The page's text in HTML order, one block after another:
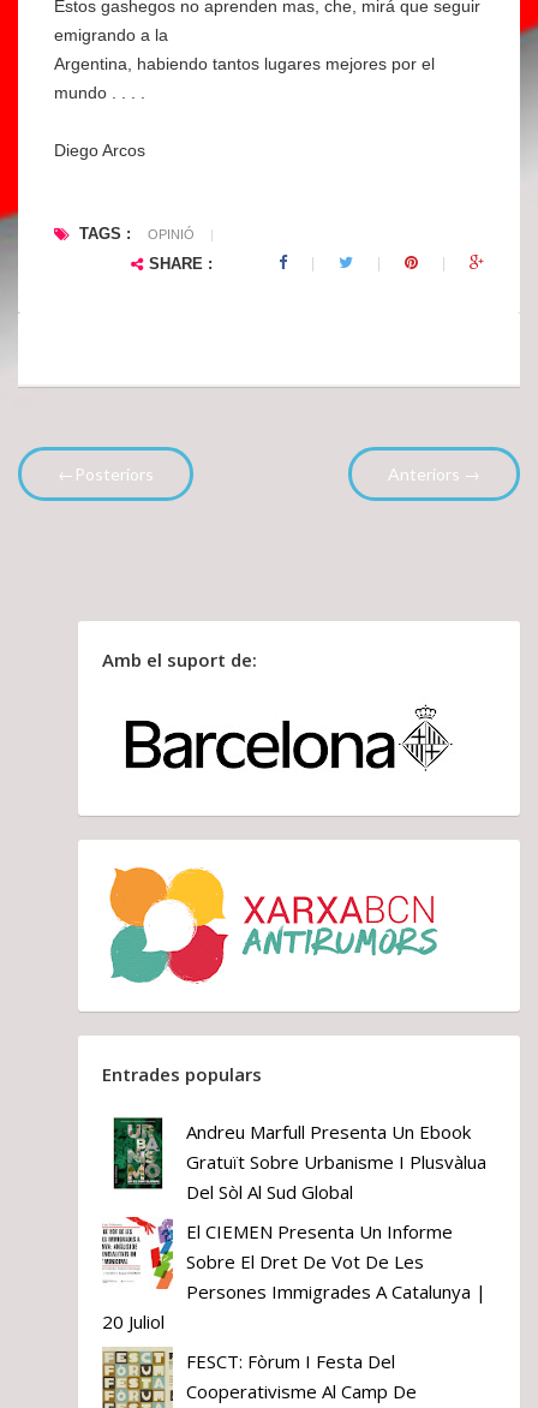
Estos gashegos no aprenden mas, che, mirá que seguir
emigrando a la
Argentina, habiendo tantos lugares mejores por el
mundo . . . .
Diego Arcos
TAGS : OPINIÓ |
SHARE :
ó
´
ct
..
←Posteriors Anteriors →
Amb el suport de:
Entrades populars
Andreu Marfull Presenta Un Ebook
Gratuït Sobre Urbanisme I Plusvàlua
Del Sòl Al Sud Global
El CIEMEN Presenta Un Informe
Sobre El Dret De Vot De Les
Persones Immigrades A Catalunya |
20 Juliol
FESCT: Fòrum I Festa Del
Cooperativisme Al Camp De